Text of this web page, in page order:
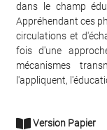
dans le champ
Appréhendant ces
circulations et
fois d'une
mécanismes
l'appliquent,
Version Papier